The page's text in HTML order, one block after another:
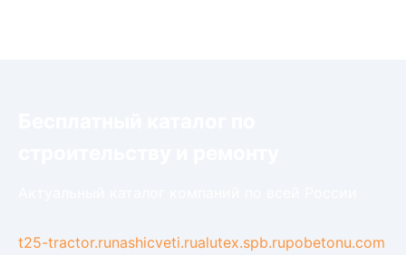
t25-tractor.runashicveti.rualutex.spb.rupobetonu.com